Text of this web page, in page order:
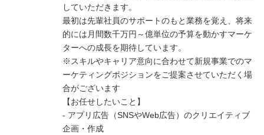
していただきます。
最初は先輩社員のサポートのもと業務を覚え、将来
的には月間数千万円～億単位の予算を動かすマーケ
ターへの成長を期待しています。
※スキルやキャリア意向に合わせて新規事業でのマ
ーケティングポジションをご提案させていただく場
合がございます
【お任せしたいこと】
- アプリ広告（SNSやWeb広告）のクリエイティブ
企画・作成